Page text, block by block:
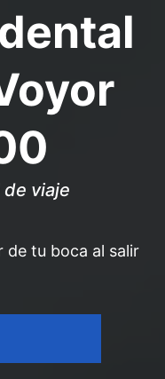
viaje
de tu boca al salir